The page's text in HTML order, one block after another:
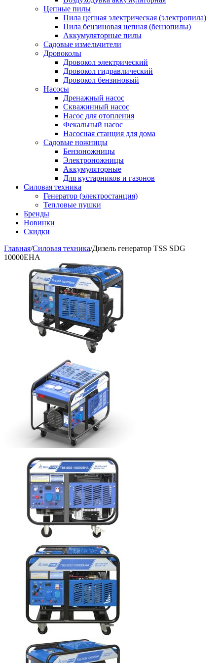
Цепные пилы
Пила цепная электрическая (электропила)
Пила бензиновая цепная (бензопилы)
Аккумуляторные пилы
Садовые измельчители
Дровоколы
Дровокол электрический
Дровокол гидравлический
Дровокол бензиновый
Насосы
Дренажный насос
Скважинный насос
Насос для отопления
Фекальный насос
Насосная станция для дома
Садовые ножницы
Бензоножницы
Электроножницы
Аккумуляторные
Для кустарников и газонов
Силовая техника
Генератор (электростанция)
Тепловые пушки
Бренды
Новинки
Скидки
Главная/Силовая техника/Дизель генератор TSS SDG
10000EHA